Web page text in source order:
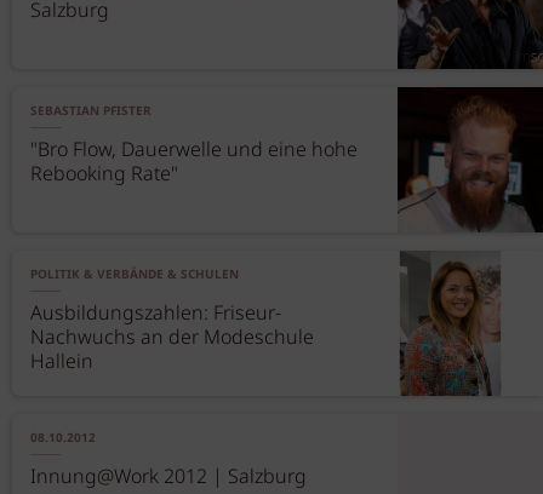
Salzburg
SEBASTIAN PFISTER
"Bro Flow, Dauerwelle und eine hohe
Rebooking Rate"
POLITIK & VERBÄNDE & SCHULEN
Ausbildungszahlen: Friseur-
Nachwuchs an der Modeschule
Hallein
08.10.2012
Innung@Work 2012 | Salzburg